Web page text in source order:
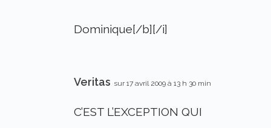
Dominique[/b][/i]
Veritas sur 17 avril 2009 à 13 h 30 min
C’EST L’EXCEPTION QUI